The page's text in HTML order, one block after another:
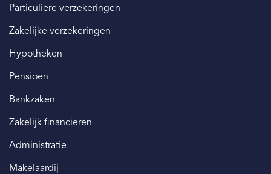
Particuliere verzekeringen
Zakelijke verzekeringen
Hypotheken
Pensioen
Bankzaken
Zakelijk financieren
Administratie
Makelaardij